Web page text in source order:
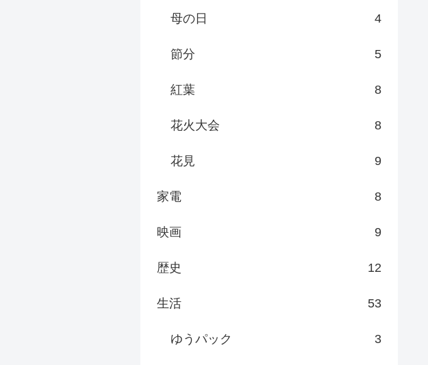
母の日 4
節分 5
紅葉 8
花火大会 8
花見 9
家電 8
映画 9
歴史 12
生活 53
ゆうパック 3